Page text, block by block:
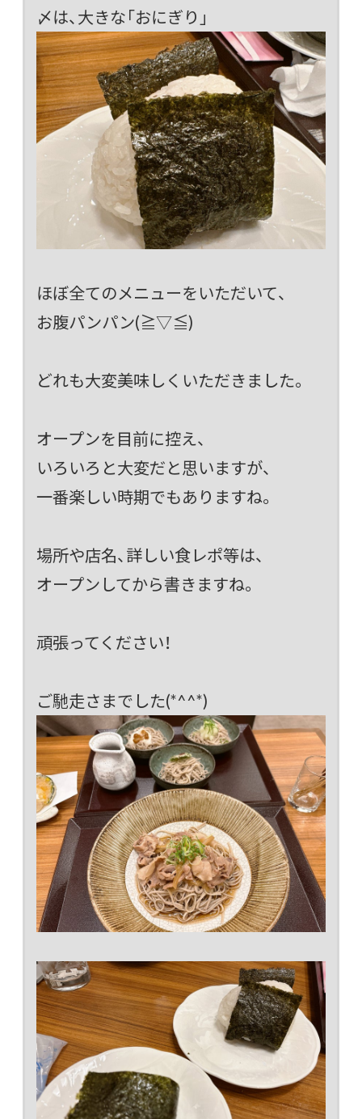
〆は、大きな「おにぎり」
ほぼ全てのメニューをいただいて、
お腹パンパン(≧▽≦)
どれも大変美味しくいただきました。
オープンを目前に控え、
いろいろと大変だと思いますが、
一番楽しい時期でもありますね。
場所や店名、詳しい食レポ等は、
オープンしてから書きますね。
頑張ってください！
ご馳走さまでした(*^^*)